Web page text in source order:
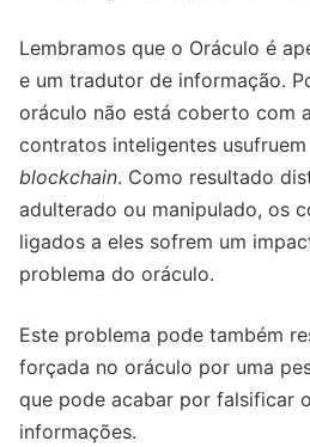
Lembramos que o Oráculo é
e um tradutor de informação.
oráculo não está coberto com
contratos inteligentes
blockchain. Como resultado
adulterado ou manipulado, os
ligados a eles sofrem um
problema do oráculo.
Este problema pode também
forçada no oráculo por uma
que pode acabar por falsificar
informações.